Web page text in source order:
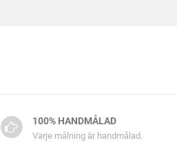
100% HANDMÅLAD
Varje målning är handmålad.